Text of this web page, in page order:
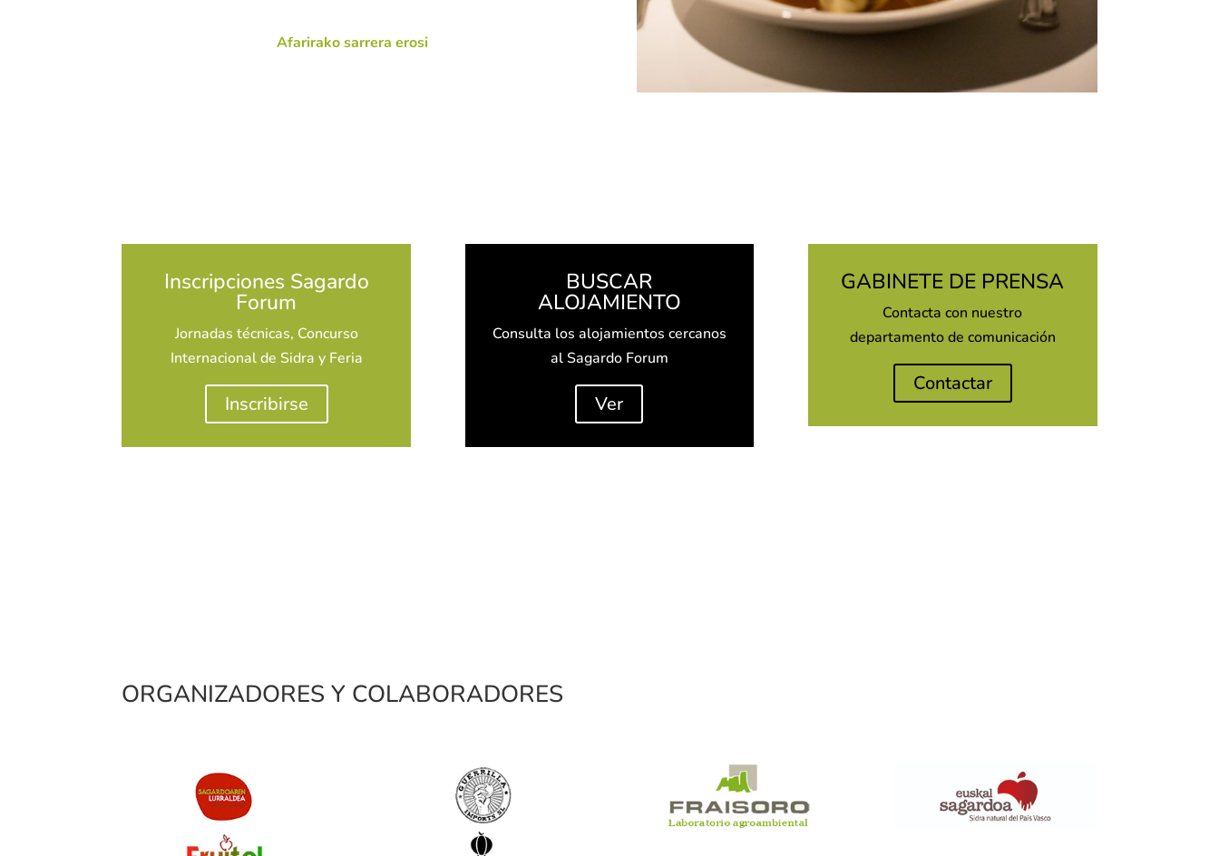
Afarirako sarrera erosi
Inscripciones Sagardo
Forum
Jornadas técnicas, Concurso
Internacional de Sidra y Feria
Inscribirse
BUSCAR
ALOJAMIENTO
Consulta los alojamientos cercanos
al Sagardo Forum
Ver
GABINETE DE PRENSA
Contacta con nuestro
departamento de comunicación
Contactar
ORGANIZADORES Y COLABORADORES